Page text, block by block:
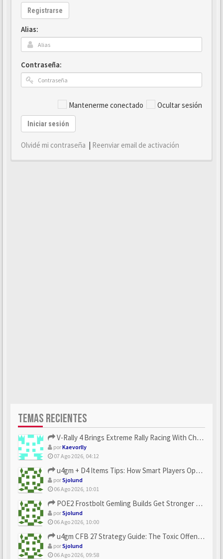
Registrarse
Alias:
Contraseña:
Mantenerme conectado Ocultar sesión
Iniciar sesión
Olvidé mi contraseña | Reenviar email de activación
TEMAS RECIENTES
V-Rally 4 Brings Extreme Rally Racing With Challenging Track...
porKaevorlly
07 Ago 2026, 04:12
u4gm + D4 Items Tips: How Smart Players Optimize Gear, Build...
porSjolund
06 Ago 2026, 10:01
POE2 Frostbolt Gemling Builds Get Stronger With u4gm’s Ice C...
porSjolund
06 Ago 2026, 10:00
u4gm CFB 27 Strategy Guide: The Toxic Offensive Scheme Your ...
porSjolund
06 Ago 2026, 09:58